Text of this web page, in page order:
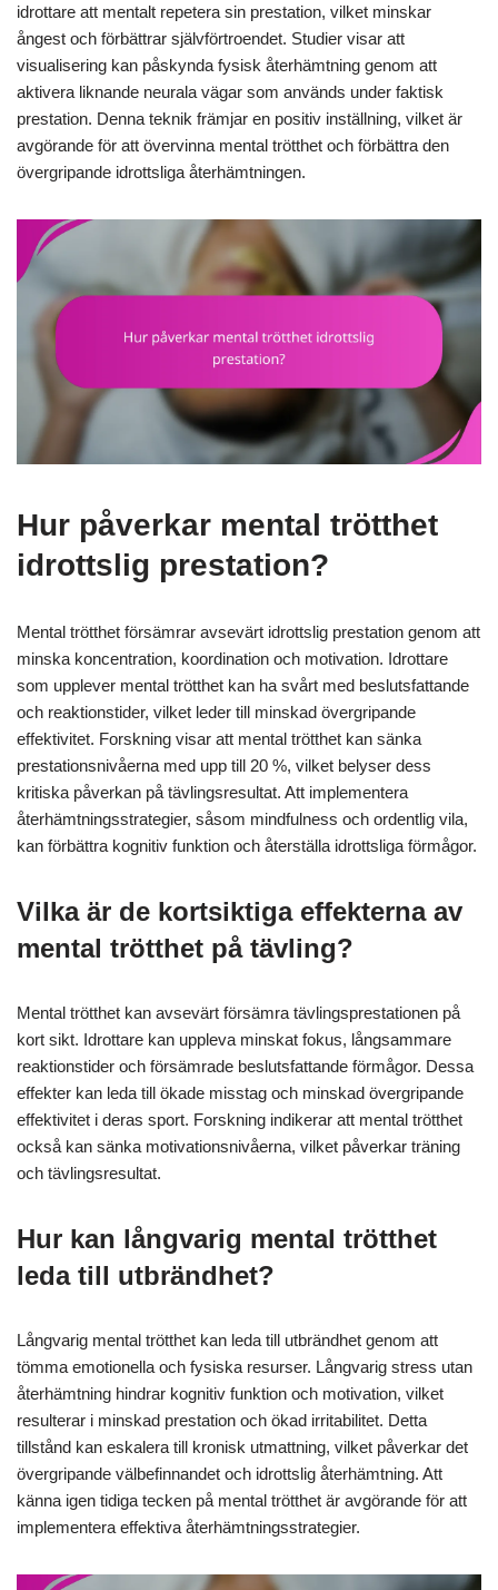
idrottare att mentalt repetera sin prestation, vilket minskar
ångest och förbättrar självförtroendet. Studier visar att
visualisering kan påskynda fysisk återhämtning genom att
aktivera liknande neurala vägar som används under faktisk
prestation. Denna teknik främjar en positiv inställning, vilket är
avgörande för att övervinna mental trötthet och förbättra den
övergripande idrottsliga återhämtningen.
Hur påverkar mental trötthet
idrottslig prestation?
Mental trötthet försämrar avsevärt idrottslig prestation genom att
minska koncentration, koordination och motivation. Idrottare
som upplever mental trötthet kan ha svårt med beslutsfattande
och reaktionstider, vilket leder till minskad övergripande
effektivitet. Forskning visar att mental trötthet kan sänka
prestationsnivåerna med upp till 20 %, vilket belyser dess
kritiska påverkan på tävlingsresultat. Att implementera
återhämtningsstrategier, såsom mindfulness och ordentlig vila,
kan förbättra kognitiv funktion och återställa idrottsliga förmågor.
Vilka är de kortsiktiga effekterna av
mental trötthet på tävling?
Mental trötthet kan avsevärt försämra tävlingsprestationen på
kort sikt. Idrottare kan uppleva minskat fokus, långsammare
reaktionstider och försämrade beslutsfattande förmågor. Dessa
effekter kan leda till ökade misstag och minskad övergripande
effektivitet i deras sport. Forskning indikerar att mental trötthet
också kan sänka motivationsnivåerna, vilket påverkar träning
och tävlingsresultat.
Hur kan långvarig mental trötthet
leda till utbrändhet?
Långvarig mental trötthet kan leda till utbrändhet genom att
tömma emotionella och fysiska resurser. Långvarig stress utan
återhämtning hindrar kognitiv funktion och motivation, vilket
resulterar i minskad prestation och ökad irritabilitet. Detta
tillstånd kan eskalera till kronisk utmattning, vilket påverkar det
övergripande välbefinnandet och idrottslig återhämtning. Att
känna igen tidiga tecken på mental trötthet är avgörande för att
implementera effektiva återhämtningsstrategier.